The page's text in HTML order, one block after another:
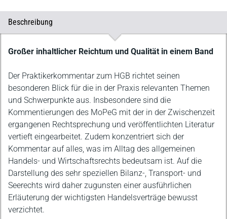
Beschreibung
Beschreibung
Großer inhaltlicher Reichtum und Qualität in einem Band
Der Praktikerkommentar zum HGB richtet seinen
besonderen Blick für die in der Praxis relevanten Themen
und Schwerpunkte aus. Insbesondere sind die
Kommentierungen des MoPeG mit der in der Zwischenzeit
ergangenen Rechtsprechung und veröffentlichten Literatur
vertieft eingearbeitet. Zudem konzentriert sich der
Kommentar auf alles, was im Alltag des allgemeinen
Handels- und Wirtschaftsrechts bedeutsam ist. Auf die
Darstellung des sehr speziellen Bilanz-, Transport- und
Seerechts wird daher zugunsten einer ausführlichen
Erläuterung der wichtigsten Handelsverträge bewusst
verzichtet.